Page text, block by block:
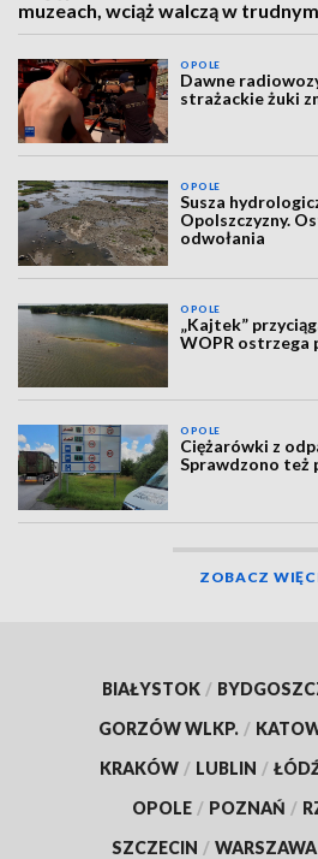
muzeach, wciąż walczą w
OPOLE
Dawne
strażackie żuki
OPOLE
Susza
Opolszczyzny.
odwołania
OPOLE
„Kajtek”
WOPR ostrzega
OPOLE
Ciężarówki z
Sprawdzono też
ZOBACZ
BIAŁYSTOK /
GORZÓW WLKP. /
KRAKÓW / LUBLIN /
OPOLE / POZNAŃ /
SZCZECIN / WARSZAWA